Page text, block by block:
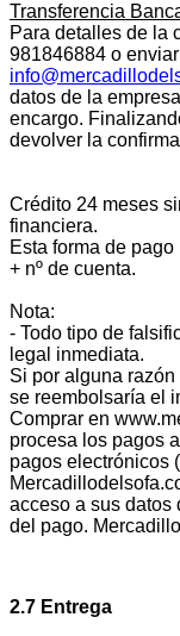
Transferencia
Para detalles de la
981846884 o
datos de la
encargo.
devolver la
Crédito 24 meses
financiera.
Esta forma de
+ nº de cuenta.
Nota:
- Todo tipo de
legal inmediata.
Si por alguna
se reembolsaría el
Comprar en
procesa los pagos
pagos electrónicos
acceso a sus datos
del pago.
2.7 Entrega